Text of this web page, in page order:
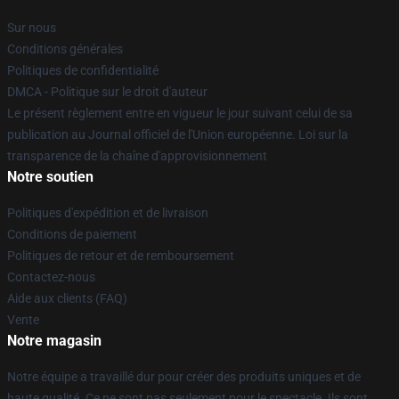
Sur nous
Conditions générales
Politiques de confidentialité
DMCA - Politique sur le droit d'auteur
Le présent règlement entre en vigueur le jour suivant celui de sa
publication au Journal officiel de l'Union européenne. Loi sur la
transparence de la chaîne d'approvisionnement
Notre soutien
Politiques d'expédition et de livraison
Conditions de paiement
Politiques de retour et de remboursement
Contactez-nous
Aide aux clients (FAQ)
Vente
Notre magasin
Notre équipe a travaillé dur pour créer des produits uniques et de